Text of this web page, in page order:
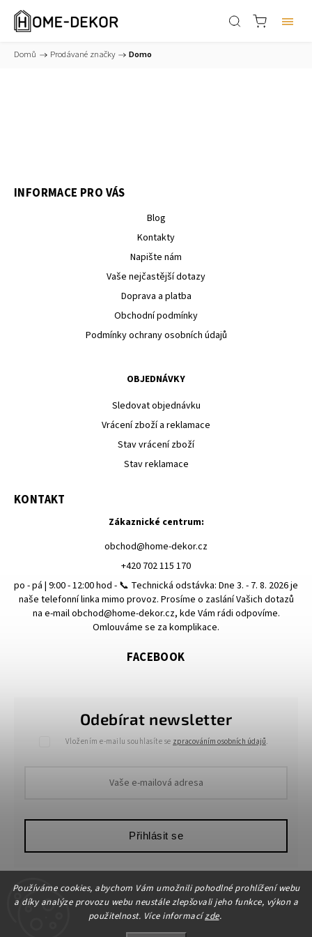
Používáme cookies, abychom Vám umožnili pohodlné prohlížení webu
a díky analýze provozu webu neustále zlepšovali jeho funkce, výkon a
použitelnost. Více informacízde.
Domů / Prodávané značky / Domo
INFORMACE PRO VÁS
Blog
Kontakty
Napište nám
Vaše nejčastější dotazy
Doprava a platba
Obchodní podmínky
Podmínky ochrany osobních údajů
OBJEDNÁVKY
Sledovat objednávku
Vrácení zboží a reklamace
Stav vrácení zboží
Stav reklamace
Odebírat newsletter
Vložením e-mailu souhlasíte se zpracováním osobních údajů.
Přihlásit se
KONTAKT
Zákaznické centrum:
obchod@home-dekor.cz
+420 702 115 170
po - pá | 9:00 - 12:00 hod - 📞 Technická odstávka: Dne 3. - 7. 8. 2026 je
naše telefonní linka mimo provoz. Prosíme o zaslání Vašich dotazů
na e-mail obchod@home-dekor.cz, kde Vám rádi odpovíme.
Omlouváme se za komplikace.
FACEBOOK